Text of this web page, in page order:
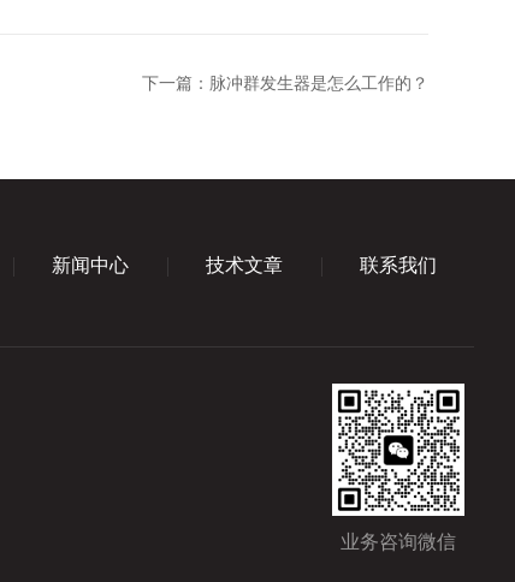
下一篇： 脉冲群发生器是怎么工作的？
新闻中心 技术文章 联系我们
业务咨询微信